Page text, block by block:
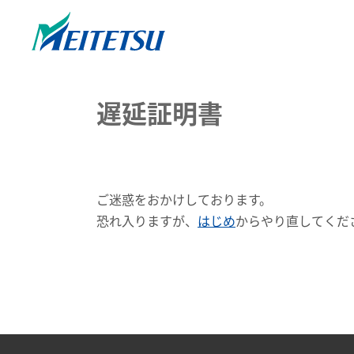
遅延証明書
ご迷惑をおかけしております。
恐れ入りますが、 はじめからやり直してくだ